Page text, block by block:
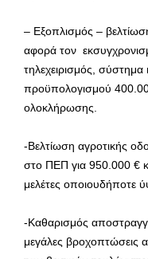
– Εξοπλισμός –
αφορά τον
τηλεχειρισμός,
προϋπολογισμού
ολοκλήρωσης.
-Βελτίωση αγροτικής
στο ΠΕΠ για 950.000 €
μελέτες οποιουδήποτε
-Καθαρισμός
μεγάλες βροχοπτώσεις